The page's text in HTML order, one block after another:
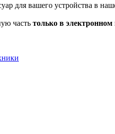
для вашего устройства в
часть только в электронном